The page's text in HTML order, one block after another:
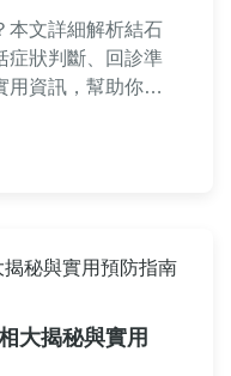
本文詳細解析結石
症狀判斷、回診準
用資訊，幫助你避
大揭秘與實用